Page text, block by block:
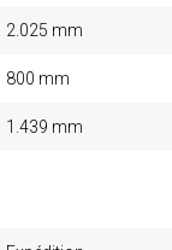
2.025 mm
800 mm
1.439 mm